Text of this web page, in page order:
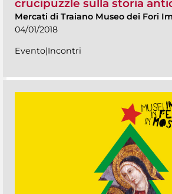
crucipuzzle sulla storia
Mercati di Traiano Museo dei Fori
04/01/2018
Evento|Incontri